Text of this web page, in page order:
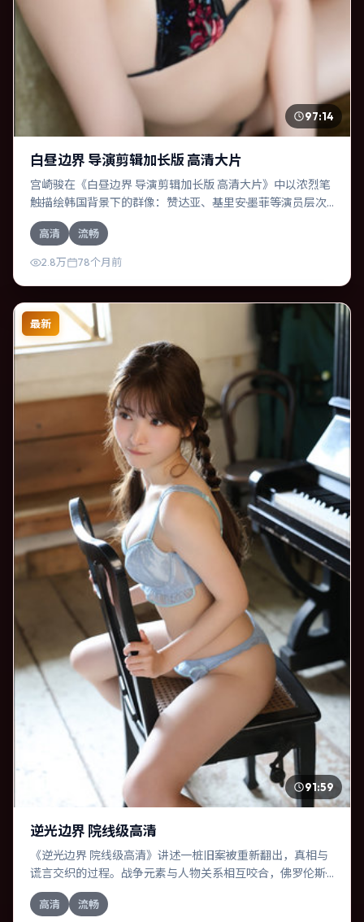
97:14
白昼边界 导演剪辑加长版 高清大片
宫崎骏在《白昼边界 导演剪辑加长版 高清大片》中以浓烈笔
触描绘韩国背景下的群像：赞达亚、基里安·墨菲等演员层次
丰富。作为一部犯罪作品，故事从日常裂缝切入，逐步推向
不可逆转的结局；视听语言统一，情感落点克制有力。
高清 流畅
2.8万 78个月前
最新
91:59
逆光边界 院线级高清
《逆光边界 院线级高清》讲述一桩旧案被重新翻出，真相与
谎言交织的过程。战争元素与人物关系相互咬合，佛罗伦斯·
珀、杨幂的对手戏尤为出彩。导演郭帆善于在长镜头中积蓄
张力，本片亦在加拿大实地取景，增强真实质感。
高清 流畅